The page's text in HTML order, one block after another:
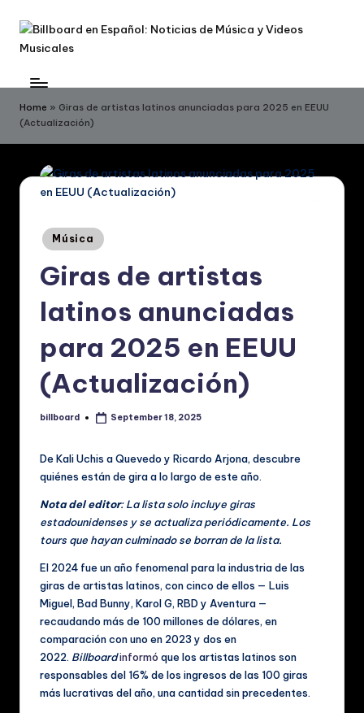
Skip
ill
b
o
a
en
Español:
Noticias
de
Música
y
Videos
Home » Giras de artistas latinos anunciadas para 2025 en EEUU
(Actualización)
Posted
in
Música
Giras de artistas
latinos anunciadas
para 2025 en EEUU
(Actualización)
Posted
billboard September 18, 2025
De Kali Uchis a Quevedo y Ricardo Arjona, descubre
quiénes están de gira a lo largo de este año.
Nota del editor: La lista solo incluye giras
estadounidenses y se actualiza periódicamente. Los
tours que hayan culminado se borran de la lista.
El 2024 fue un año fenomenal para la industria de las
giras de artistas latinos, con cinco de ellos — Luis
Miguel, Bad Bunny, Karol G, RBD y Aventura —
recaudando más de 100 millones de dólares, en
comparación con uno en 2023 y dos en
2022. Billboardinformóque los artistas latinos son
responsables del 16% de los ingresos de las 100 giras
más lucrativas del año, una cantidad sin precedentes.